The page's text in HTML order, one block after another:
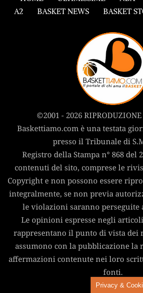
A2
BASKET NEWS BASKET
©2001 - 2026 RIPRODUZIONE
Baskettiamo.com è una testata
presso il Tribunale di
Registro della Stampa n° 868 del
contenuti del sito, comprese le
Copyright e non possono essere
integralmente, se non previa
le violazioni saranno perseguite
Le opinioni espresse negli
rappresentano il punto di vista dei
assumono con la pubblicazione la
affermazioni contenute nei loro
fonti.
Privacy &